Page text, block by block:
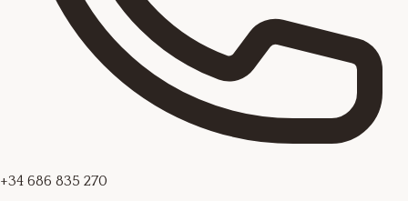
+34 686 835 270